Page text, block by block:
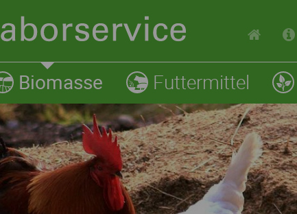
Biomasse Futtermittel